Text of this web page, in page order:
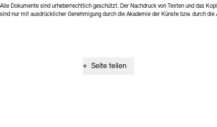
Alle Dokumente sind urheberrechtlich geschützt. Der Nachdruck von Texten und das
sind nur mit ausdrücklicher Genehmigung durch die Akademie der Künste bzw. durch
+ Seite teilen